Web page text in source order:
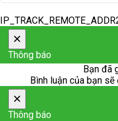
×
Thông báo
Bạn đã
Bình luận của bạn
×
Thông báo